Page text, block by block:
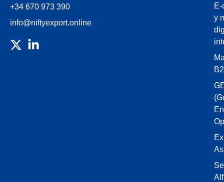
+34 670 973 390
info@niftyexport.online
y